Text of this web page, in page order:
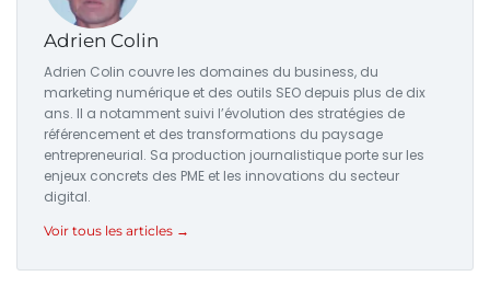
Adrien Colin
Adrien Colin couvre les domaines du business, du
marketing numérique et des outils SEO depuis plus de dix
ans. Il a notamment suivi l’évolution des stratégies de
référencement et des transformations du paysage
entrepreneurial. Sa production journalistique porte sur les
enjeux concrets des PME et les innovations du secteur
digital.
Voir tous les articles →